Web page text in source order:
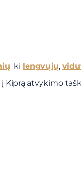
iki lengvųjų,
atvykimo